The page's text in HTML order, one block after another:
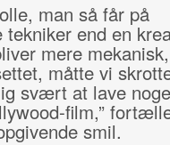
man så får på
end en
mere
måtte vi
svært at lave
film,”
smil.